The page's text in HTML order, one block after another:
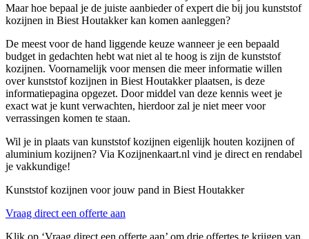
Maar hoe bepaal je de juiste aanbieder of expert die bij jou kunststof
kozijnen in Biest Houtakker kan komen aanleggen?
De meest voor de hand liggende keuze wanneer je een bepaald
budget in gedachten hebt wat niet al te hoog is zijn de kunststof
kozijnen. Voornamelijk voor mensen die meer informatie willen
over kunststof kozijnen in Biest Houtakker plaatsen, is deze
informatiepagina opgezet. Door middel van deze kennis weet je
exact wat je kunt verwachten, hierdoor zal je niet meer voor
verrassingen komen te staan.
Wil je in plaats van kunststof kozijnen eigenlijk houten kozijnen of
aluminium kozijnen? Via Kozijnenkaart.nl vind je direct en rendabel
je vakkundige!
Kunststof kozijnen voor jouw pand in Biest Houtakker
Vraag direct een offerte aan